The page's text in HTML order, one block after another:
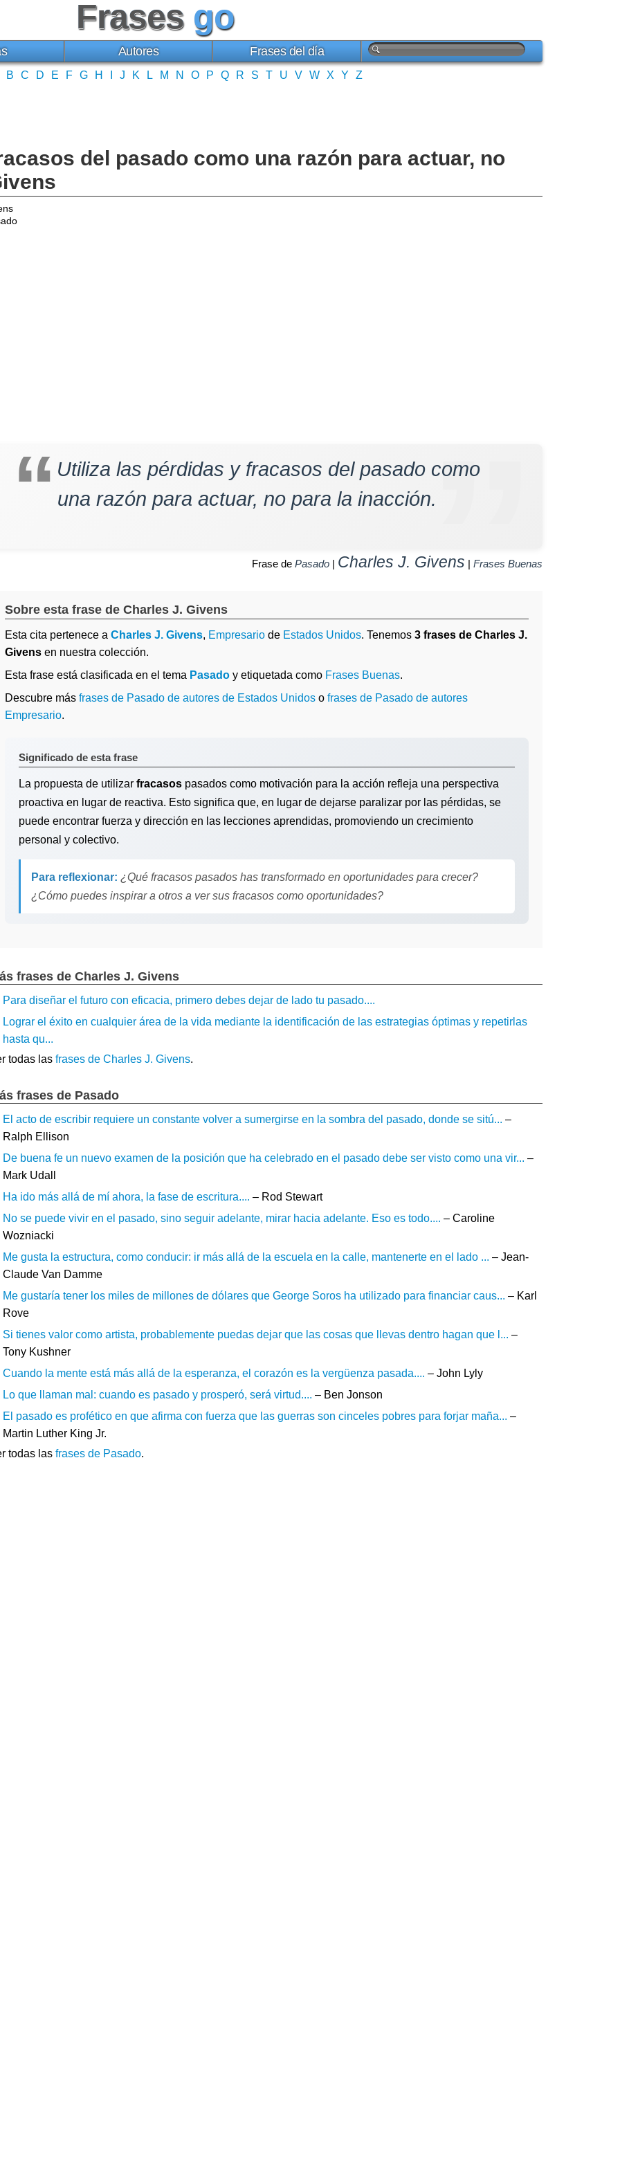
Frases go
Autores Frases del día
B C D E F G H J K L M N O P Q R S T U V W X Y Z
del pasado como una razón para actuar, no
Utiliza las pérdidas y fracasos del pasado como
una razón para actuar, no para la inacción.
Frase de Pasado | Charles J. Givens | Frases Buenas
Sobre esta frase de Charles J. Givens
Esta cita pertenece a Charles J. Givens, Empresario de Estados Unidos. Tenemos 3 frases de Charles J.
Givens en nuestra colección.
Esta frase está clasificada en el tema Pasado y etiquetada como Frases Buenas.
Descubre más frases de Pasado de autores de Estados Unidos o frases de Pasado de autores
Empresario.
Significado de esta frase
La propuesta de utilizar fracasos pasados como motivación para la acción refleja una perspectiva
proactiva en lugar de reactiva. Esto significa que, en lugar de dejarse paralizar por las pérdidas, se
puede encontrar fuerza y dirección en las lecciones aprendidas, promoviendo un crecimiento
personal y colectivo.
Para reflexionar: ¿Qué fracasos pasados has transformado en oportunidades para crecer?
¿Cómo puedes inspirar a otros a ver sus fracasos como oportunidades?
frases de Charles J. Givens
Para diseñar el futuro con eficacia, primero debes dejar de lado tu pasado....
Lograr el éxito en cualquier área de la vida mediante la identificación de las estrategias óptimas y repetirlas
hasta qu...
todas las frases de Charles J. Givens.
frases de Pasado
El acto de escribir requiere un constante volver a sumergirse en la sombra del pasado, donde se sitú... –
Ralph Ellison
De buena fe un nuevo examen de la posición que ha celebrado en el pasado debe ser visto como una vir... –
Mark Udall
Ha ido más allá de mí ahora, la fase de escritura.... – Rod Stewart
No se puede vivir en el pasado, sino seguir adelante, mirar hacia adelante. Eso es todo.... – Caroline
Wozniacki
Me gusta la estructura, como conducir: ir más allá de la escuela en la calle, mantenerte en el lado ... – Jean-
Claude Van Damme
Me gustaría tener los miles de millones de dólares que George Soros ha utilizado para financiar caus... – Karl
Rove
Si tienes valor como artista, probablemente puedas dejar que las cosas que llevas dentro hagan que l... –
Tony Kushner
Cuando la mente está más allá de la esperanza, el corazón es la vergüenza pasada.... – John Lyly
Lo que llaman mal: cuando es pasado y prosperó, será virtud.... – Ben Jonson
El pasado es profético en que afirma con fuerza que las guerras son cinceles pobres para forjar maña... –
Martin Luther King Jr.
todas las frases de Pasado.